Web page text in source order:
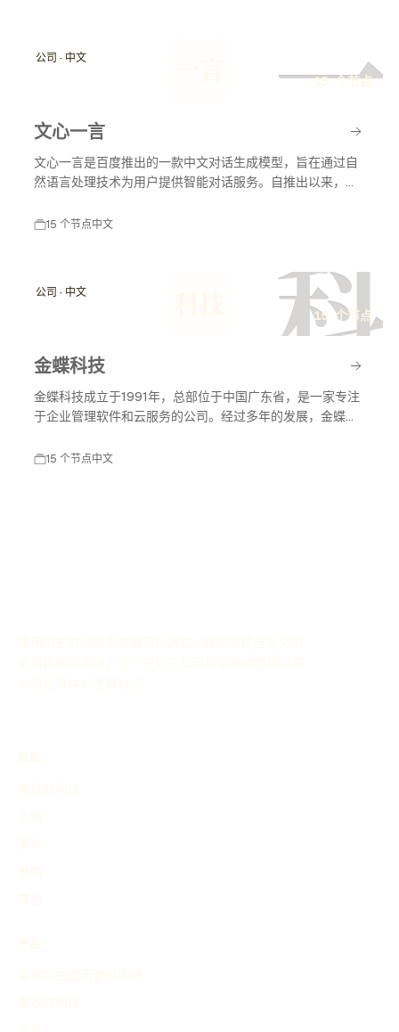
一
公司 · 中文
15 个节点
文心一言
文心一言是百度推出的一款中文对话生成模型，旨在通过自
然语言处理技术为用户提供智能对话服务。自推出以来，文
创作等，助力智能化服务的普及与发展。
15 个节点中文
科
公司 · 中文
15 个节点
金蝶科技
金蝶科技成立于1991年，总部位于中国广东省，是一家专注
于企业管理软件和云服务的公司。经过多年的发展，金蝶科
理、供应链管理、人力资源管理等多个领域。
15 个节点中文